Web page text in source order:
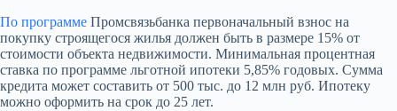
По программе Промсвязьбанка первоначальный взнос на
покупку строящегося жилья должен быть в размере 15% от
стоимости объекта недвижимости. Минимальная процентная
ставка по программе льготной ипотеки 5,85% годовых. Сумма
кредита может составить от 500 тыс. до 12 млн руб. Ипотеку
можно оформить на срок до 25 лет.